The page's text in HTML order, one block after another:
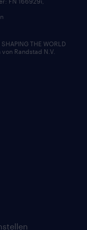
THE WORLD
Randstad N.V.